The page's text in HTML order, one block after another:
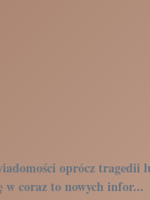
oprócz tragedii
w coraz to nowych infor...